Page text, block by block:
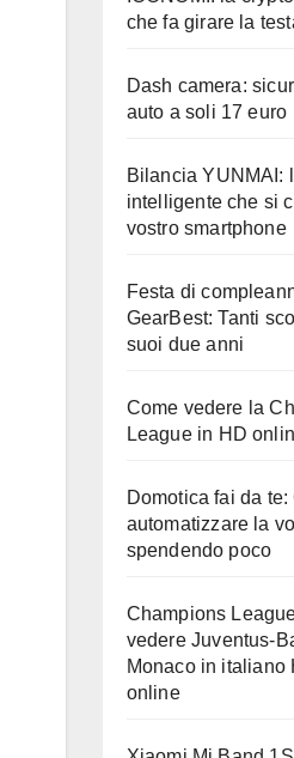
che fa girare la
Dash camera:
auto a soli 17 euro
Bilancia YUNMAI:
intelligente che si
vostro smartphone
Festa di
GearBest: Tanti
suoi due anni
Come vedere la
League in HD
Domotica fai da te:
automatizzare la
spendendo poco
Champions
vedere Juventus-
Monaco in italiano
online